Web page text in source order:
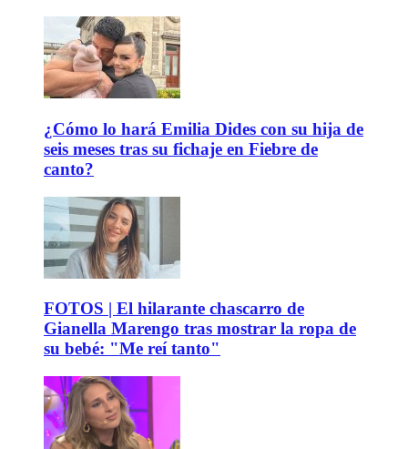
¿Cómo lo hará Emilia Dides con su hija de
seis meses tras su fichaje en Fiebre de
canto?
FOTOS | El hilarante chascarro de
Gianella Marengo tras mostrar la ropa de
su bebé: "Me reí tanto"